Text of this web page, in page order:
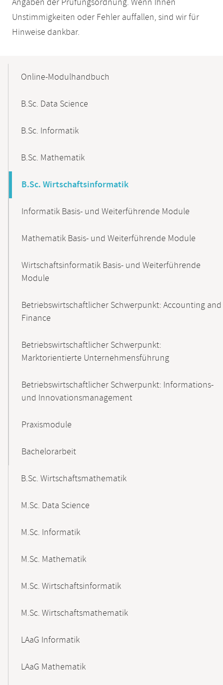
Angaben der Prüfungsordnung. Wenn Ihnen
Unstimmigkeiten oder Fehler auffallen, sind wir für
Hinweise dankbar.
NavigationOnline-Modulhandbuch
B.Sc. Data Science
B.Sc. Informatik
B.Sc. Mathematik
B.Sc. Wirtschaftsinformatik
Informatik Basis- und Weiterführende Module
Mathematik Basis- und Weiterführende Module
Wirtschaftsinformatik Basis- und Weiterführende
Module
Betriebswirtschaftlicher Schwerpunkt: Accounting and
Finance
Betriebswirtschaftlicher Schwerpunkt:
Marktorientierte Unternehmensführung
Betriebswirtschaftlicher Schwerpunkt: Informations-
und Innovationsmanagement
Praxismodule
Bachelorarbeit
B.Sc. Wirtschaftsmathematik
M.Sc. Data Science
M.Sc. Informatik
M.Sc. Mathematik
M.Sc. Wirtschaftsinformatik
M.Sc. Wirtschaftsmathematik
LAaG Informatik
LAaG Mathematik